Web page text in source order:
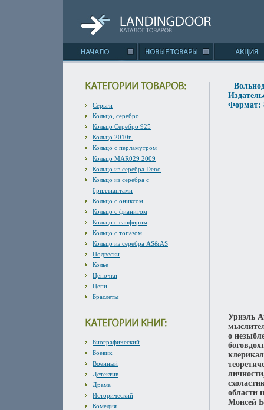
Серьги
Кольцо, серебро
Кольцо Серебро 925
Кольцо 2010г.
Кольцо с перламутром
Кольцо MAR029 2009
Кольцо из серебра Deno
Кольцо из серебра с
бриллиантами
Кольцо с ониксом
Кольцо с фианитом
Кольцо с сапфиром
Кольцо с топазом
Кольцо из серебра AS&AS
Подвески
Колье
Цепочки
Цепи
Браслеты
Биографический
Боевик
Военный
Детектив
Драма
Исторический
Комедия
Формат:
Уриэль
о
области
Моисей